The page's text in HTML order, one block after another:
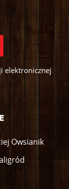
elektronicznej
Owsianik